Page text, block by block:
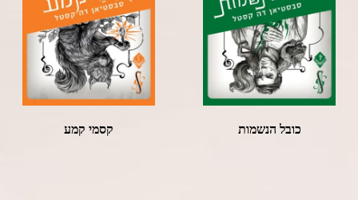
קסמי קמע כובל הנשמות